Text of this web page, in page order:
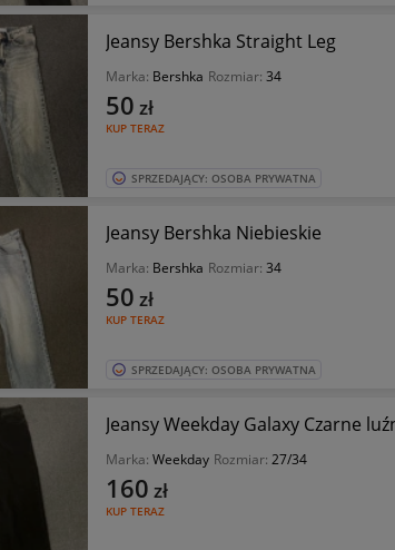
Jeansy Bershka Straight Leg
Marka: Bershka Rozmiar: 34
KUP TERAZ
50 zł
SPRZEDAJĄCY: OSOBA PRYWATNA
Jeansy Bershka Niebieskie
Marka: Bershka Rozmiar: 34
KUP TERAZ
50 zł
SPRZEDAJĄCY: OSOBA PRYWATNA
Jeansy Weekday Galaxy Czarne
Marka: Weekday Rozmiar: 27/34
KUP TERAZ
160 zł